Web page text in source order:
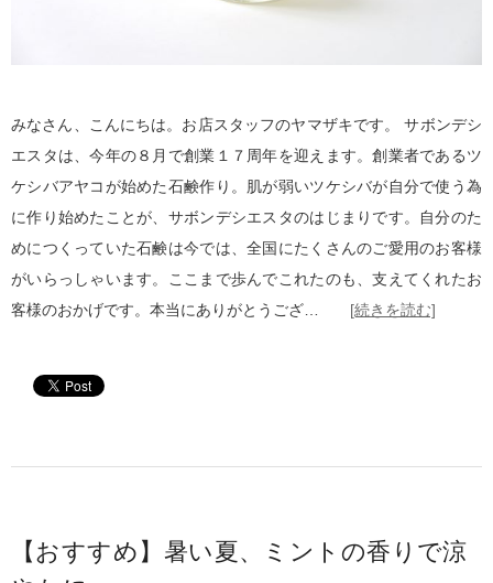
みなさん、こんにちは。お店スタッフのヤマザキです。 サボンデシ
エスタは、今年の８月で創業１７周年を迎えます。創業者であるツ
ケシバアヤコが始めた石鹸作り。肌が弱いツケシバが自分で使う為
に作り始めたことが、サボンデシエスタのはじまりです。自分のた
めにつくっていた石鹸は今では、全国にたくさんのご愛用のお客様
がいらっしゃいます。ここまで歩んでこれたのも、支えてくれたお
客様のおかげです。本当にありがとうござ… [続きを読む]
【おすすめ】暑い夏、ミントの香りで涼